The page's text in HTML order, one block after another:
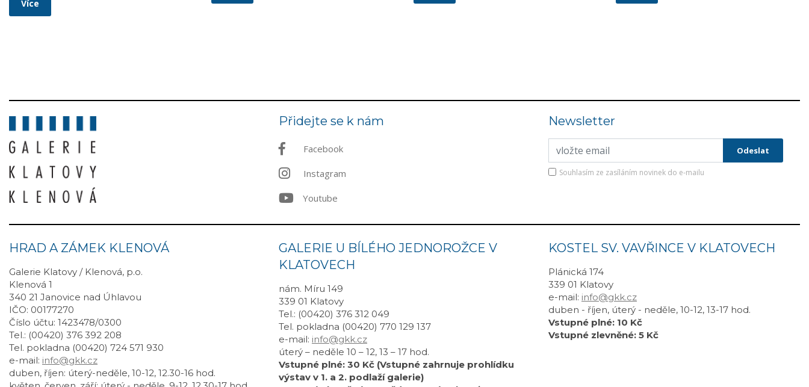
Více
Přidejte se k nám
Facebook
Instagram
Youtube
Newsletter
Souhlasím ze zasíláním novinek do e-mailu
HRAD A ZÁMEK KLENOVÁ
Galerie Klatovy / Klenová, p.o.
Klenová 1
340 21 Janovice nad Úhlavou
IČO: 00177270
Číslo účtu: 1423478/0300
Tel.: (00420) 376 392 208
Tel. pokladna (00420) 724 571 930
e-mail: info@gkk.cz
duben, říjen: úterý-neděle, 10-12, 12.30-16 hod.
GALERIE U BÍLÉHO JEDNOROŽCE V
KLATOVECH
nám. Míru 149
339 01 Klatovy
Tel.: (00420) 376 312 049
Tel. pokladna (00420) 770 129 137
e-mail: info@gkk.cz
úterý – neděle 10 – 12, 13 – 17 hod.
Vstupné plné: 30 Kč (Vstupné zahrnuje prohlídku
výstav v 1. a 2. podlaží galerie)
KOSTEL SV. VAVŘINCE V KLATOVECH
Plánická 174
339 01 Klatovy
e-mail: info@gkk.cz
duben - říjen, úterý - neděle, 10-12, 13-17 hod.
Vstupné plné: 10 Kč
Vstupné zlevněné: 5 Kč